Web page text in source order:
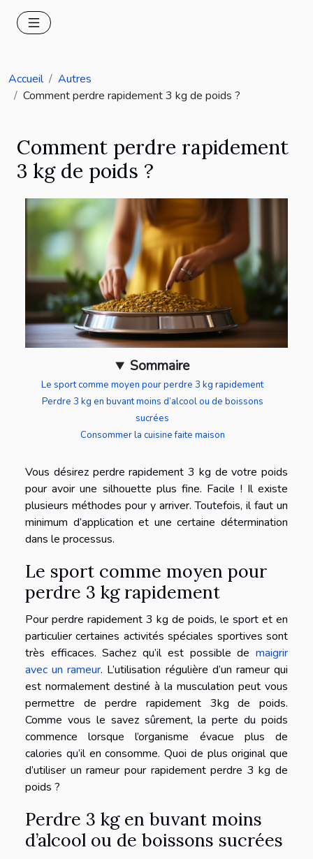
Accueil
Autres
Comment perdre rapidement 3 kg de poids ?
Comment perdre rapidement
3 kg de poids ?
Sommaire
Le sport comme moyen pour perdre 3 kg rapidement
Perdre 3 kg en buvant moins d’alcool ou de boissons
sucrées
Consommer la cuisine faite maison
Vous désirez perdre rapidement 3 kg de votre poids
pour avoir une silhouette plus fine. Facile ! Il existe
plusieurs méthodes pour y arriver. Toutefois, il faut un
minimum d’application et une certaine détermination
dans le processus.
Le sport comme moyen pour
perdre 3 kg rapidement
Pour perdre rapidement 3 kg de poids, le sport et en
particulier certaines activités spéciales sportives sont
très efficaces. Sachez qu’il est possible de maigrir
avec un rameur. L’utilisation régulière d’un rameur qui
est normalement destiné à la musculation peut vous
permettre de perdre rapidement 3kg de poids.
Comme vous le savez sûrement, la perte du poids
commence lorsque l’organisme évacue plus de
calories qu’il en consomme. Quoi de plus original que
d’utiliser un rameur pour rapidement perdre 3 kg de
poids ?
Perdre 3 kg en buvant moins
d’alcool ou de boissons sucrées